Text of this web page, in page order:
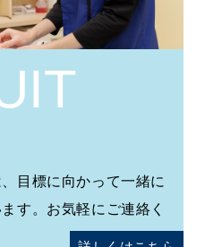
目標に向かって一緒に
す。お気軽にご連絡く